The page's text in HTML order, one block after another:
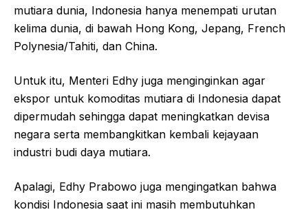
mutiara dunia, Indonesia hanya menempati urutan
kelima dunia, di bawah Hong Kong, Jepang, French
Polynesia/Tahiti, dan China.
Untuk itu, Menteri Edhy juga menginginkan agar
ekspor untuk komoditas mutiara di Indonesia dapat
dipermudah sehingga dapat meningkatkan devisa
negara serta membangkitkan kembali kejayaan
industri budi daya mutiara.
Apalagi, Edhy Prabowo juga mengingatkan bahwa
kondisi Indonesia saat ini masih membutuhkan